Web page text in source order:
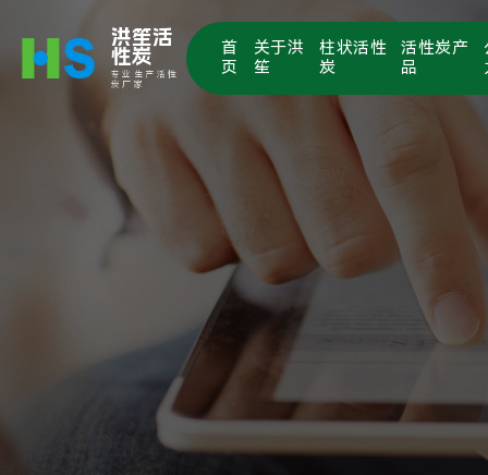
洪笙活
性炭
专业生产活性
炭厂家
首
页
关于洪
笙
柱状活性
炭
活性炭产
品